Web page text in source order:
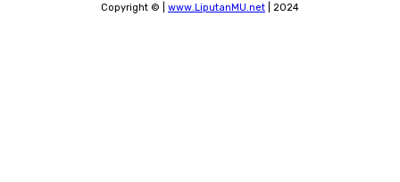
Copyright © | www.LiputanMU.net | 2024